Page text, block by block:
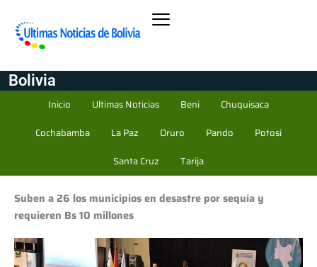
Bolivia
Inicio Ultimas Noticias Beni
Chuquisaca
Cochabamba
La Paz Oruro Pando
Potosí
Santa Cruz
Tarija
Suben a 26 los municipios en desastre por sequía y
requieren Bs 10 millones